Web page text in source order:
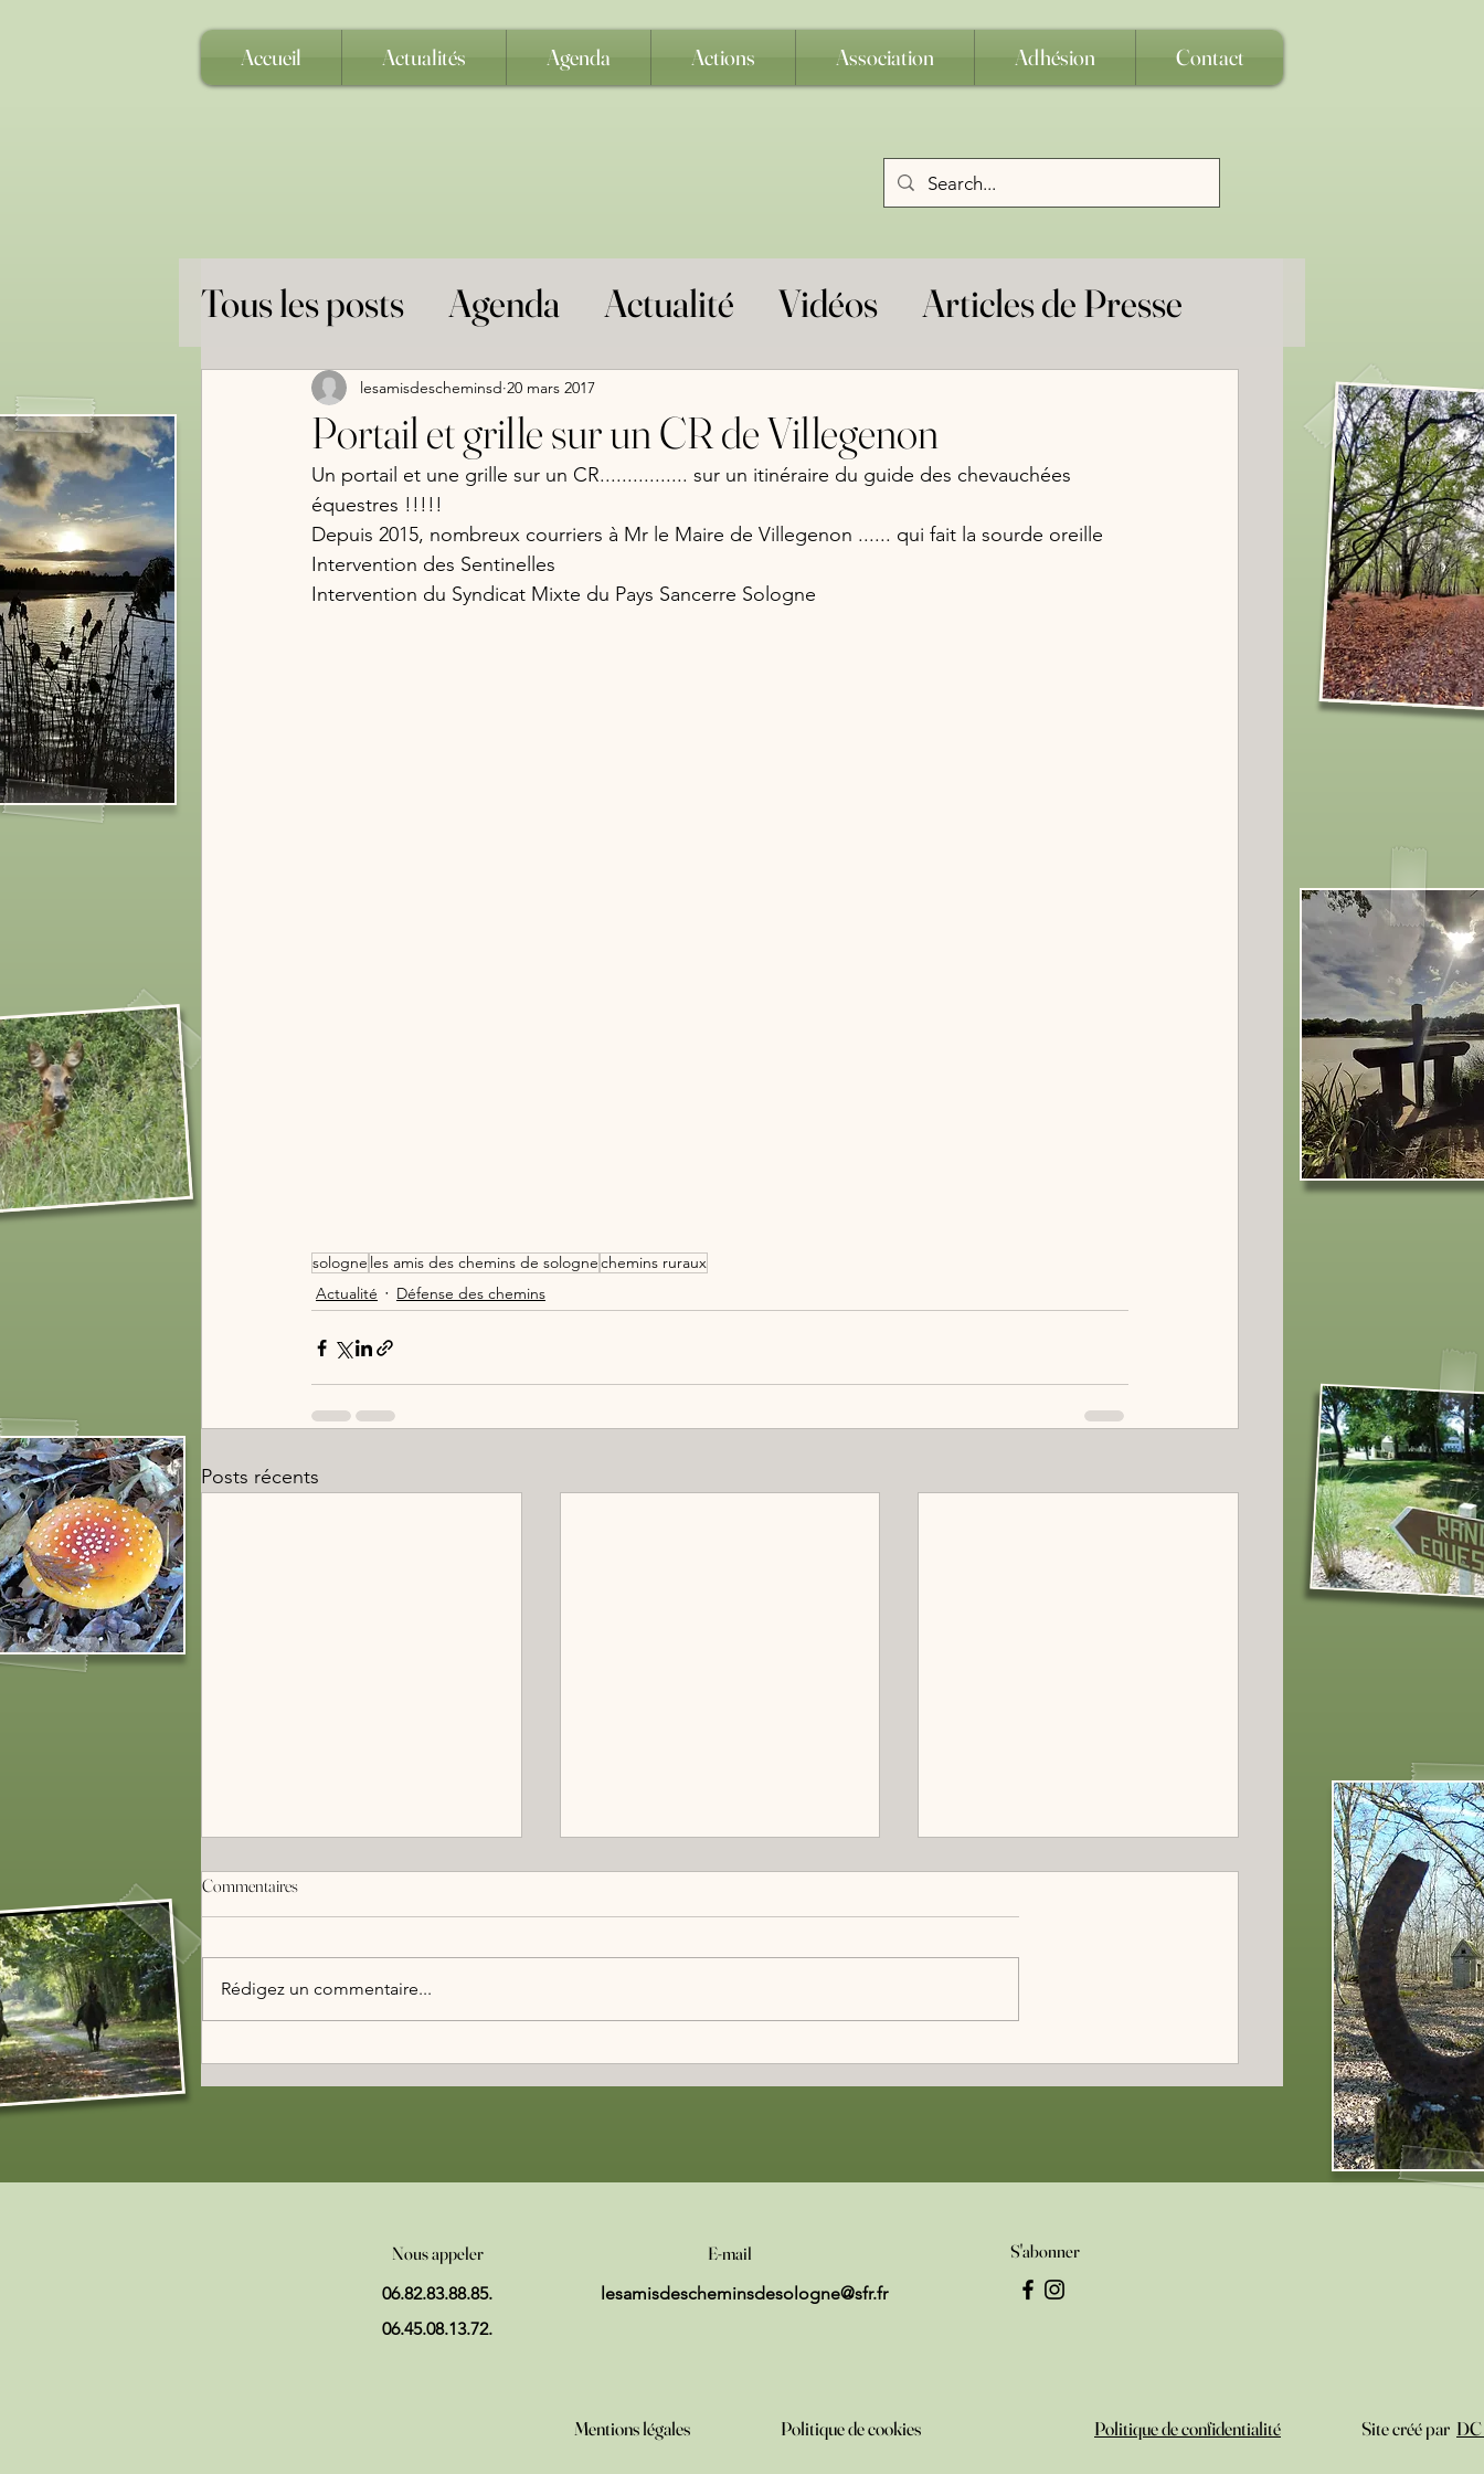
Accueil Actualités Agenda Actions Association Adhésion Contact
Tous les posts Agenda Actualité Vidéos
Articles de Presse
Grandes Clôtures
Défense des chemins
Randonnées Equestres
Assemblée Générale juridique
Portail et grille sur un CR de Villegenon
lesamisdescheminsd 20 mars 2017
Un portail et une grille sur un CR................ sur un itinéraire du guide des chevauchées
équestres !!!!!
Depuis 2015, nombreux courriers à Mr le Maire de Villegenon ...... qui fait la sourde oreille
Intervention des Sentinelles
Intervention du Syndicat Mixte du Pays Sancerre Sologne
sologne les amis des chemins de solognechemins ruraux
Actualité
Défense des chemins
Posts récents
normes
1er Comité de Suivi Citoyen Visite ministérielle en Sologne
Commentaires
Rédigez un commentaire...
Nous appeler
06.82.83.88.85.
06.45.08.13.72.
E-mail
lesamisdescheminsdesologne@sfr.fr
S'abonner
Mentions légales Politique de cookies Politique de confidentialité Site créé par